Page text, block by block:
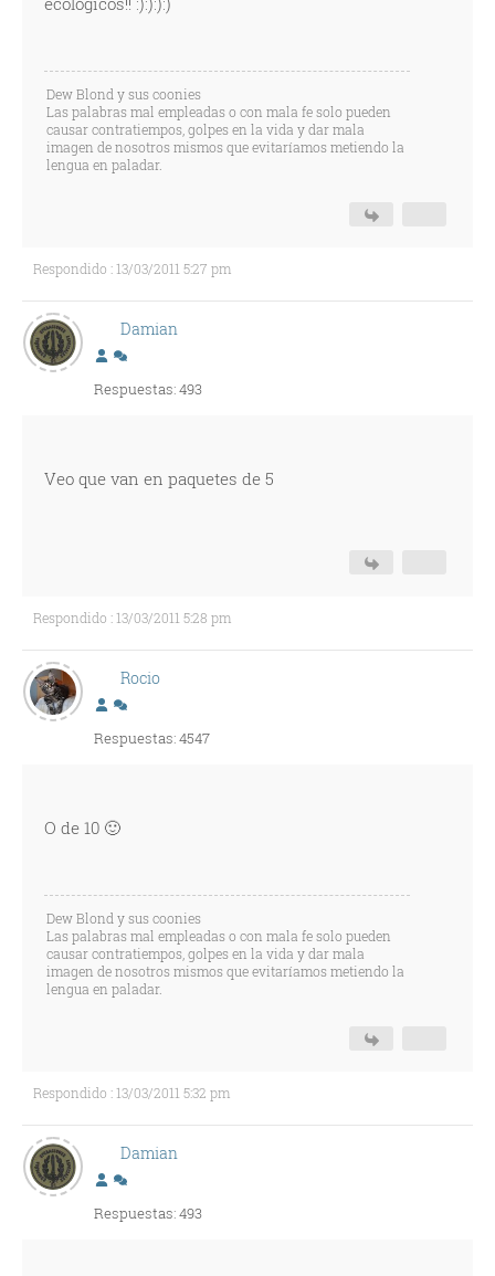
Dew Blond y sus coonies
Las palabras mal empleadas o con mala fe solo pueden
causar contratiempos, golpes en la vida y dar mala
imagen de nosotros mismos que evitaríamos metiendo la
lengua en paladar.
Respondido : 13/03/2011 5:27 pm
Damian
Respuestas: 493
Veo que van en paquetes de 5
Respondido : 13/03/2011 5:28 pm
Rocio
Respuestas: 4547
O de 10 🙂
Dew Blond y sus coonies
Las palabras mal empleadas o con mala fe solo pueden
causar contratiempos, golpes en la vida y dar mala
imagen de nosotros mismos que evitaríamos metiendo la
lengua en paladar.
Respondido : 13/03/2011 5:32 pm
Damian
Respuestas: 493